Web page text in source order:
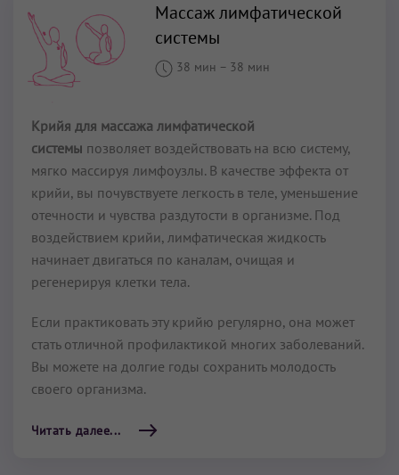
Массаж лимфатической
системы
38 мин – 38 мин
Крийя для массажа лимфатической
системы позволяет воздействовать на всю систему,
мягко массируя лимфоузлы. В качестве эффекта от
крийи, вы почувствуете легкость в теле, уменьшение
отечности и чувства раздутости в организме. Под
воздействием крийи, лимфатическая жидкость
начинает двигаться по каналам, очищая и
регенерируя клетки тела.
Если практиковать эту крийю регулярно, она может
стать отличной профилактикой многих заболеваний.
Вы можете на долгие годы сохранить молодость
своего организма.
Читать далее...